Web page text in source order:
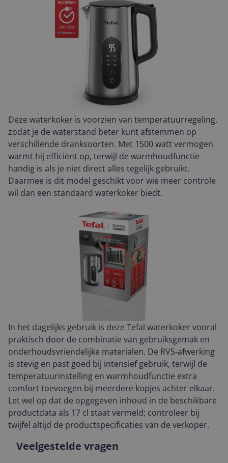
Deze waterkoker is voorzien van temperatuurregeling,
zodat je de waterstand beter kunt afstemmen op
verschillende dranksoorten. Met 1500 watt vermogen
warmt hij efficiënt op, terwijl de warmhoudfunctie
handig is als je niet direct alles tegelijk gebruikt.
Daarmee is dit model geschikt voor wie meer controle
wil dan een standaard waterkoker biedt.
In het dagelijks gebruik is deze Tefal waterkoker vooral
praktisch door de combinatie van gebruiksgemak en
onderhoudsvriendelijke materialen. De RVS-afwerking
is stevig en past goed bij intensief gebruik, terwijl de
temperatuurinstelling en warmhoudfunctie extra
comfort toevoegen bij meerdere kopjes achter elkaar.
Let wel op dat de opgegeven inhoud in de beschikbare
productdata als 17 cl staat vermeld; controleer bij
twijfel altijd de productspecificaties van de verkoper.
Veelgestelde vragen